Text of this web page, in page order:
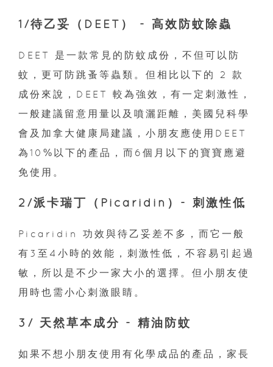
1/待乙妥（DEET） - 高效防蚊除蟲
DEET 是一款常見的防蚊成份，不但可以防
蚊，更可防跳蚤等蟲類。但相比以下的 2 款
成份來說，DEET 較為強效，有一定刺激性，
一般建議留意用量以及噴灑距離，美國兒科學
會及加拿大健康局建議，小朋友應使用DEET
為10%以下的產品，而6個⽉以下的寶寶應避
免使用。
2/派卡瑞丁（Picaridin）- 刺激性低
Picaridin 功效與待乙妥差不多，而它一般
有3至4小時的效能，刺激性低，不容易引起過
敏，所以是不少一家大小的選擇。但小朋友使
用時也需小心刺激眼睛。
3/ 天然草本成分 - 精油防蚊
如果不想小朋友使用有化學成品的產品，家長